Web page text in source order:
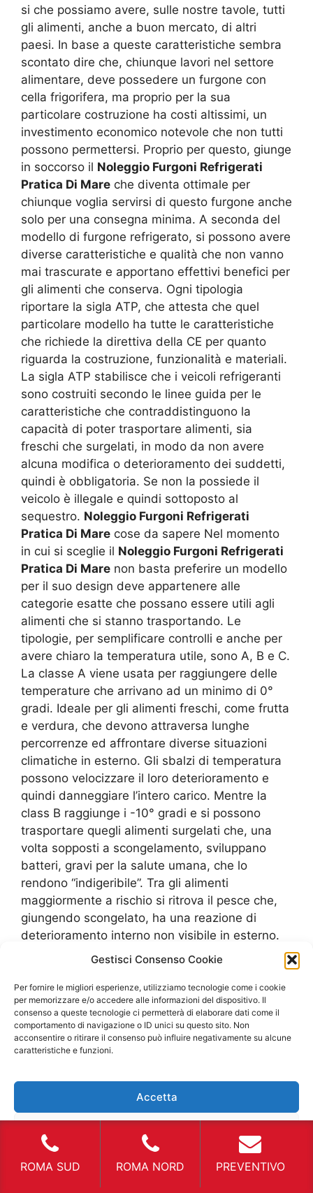
Gestisci Consenso Cookie
Per fornire le migliori esperienze, utilizziamo tecnologie come i cookie
per memorizzare e/o accedere alle informazioni del dispositivo. Il
consenso a queste tecnologie ci permetterà di elaborare dati come il
comportamento di navigazione o ID unici su questo sito. Non
acconsentire o ritirare il consenso può influire negativamente su alcune
caratteristiche e funzioni.
Accetta
Visualizza le preferenze
si che possiamo avere, sulle nostre tavole, tutti
gli alimenti, anche a buon mercato, di altri
paesi. In base a queste caratteristiche sembra
scontato dire che, chiunque lavori nel settore
alimentare, deve possedere un furgone con
cella frigorifera, ma proprio per la sua
particolare costruzione ha costi altissimi, un
investimento economico notevole che non tutti
possono permettersi. Proprio per questo, giunge
in soccorso il Noleggio Furgoni Refrigerati
Pratica Di Mare che diventa ottimale per
chiunque voglia servirsi di questo furgone anche
solo per una consegna minima. A seconda del
modello di furgone refrigerato, si possono avere
diverse caratteristiche e qualità che non vanno
mai trascurate e apportano effettivi benefici per
gli alimenti che conserva. Ogni tipologia
riportare la sigla ATP, che attesta che quel
particolare modello ha tutte le caratteristiche
che richiede la direttiva della CE per quanto
riguarda la costruzione, funzionalità e materiali.
La sigla ATP stabilisce che i veicoli refrigeranti
sono costruiti secondo le linee guida per le
caratteristiche che contraddistinguono la
capacità di poter trasportare alimenti, sia
freschi che surgelati, in modo da non avere
alcuna modifica o deterioramento dei suddetti,
quindi è obbligatoria. Se non la possiede il
veicolo è illegale e quindi sottoposto al
sequestro. Noleggio Furgoni Refrigerati
Pratica Di Mare cose da sapere Nel momento
in cui si sceglie il Noleggio Furgoni Refrigerati
Pratica Di Mare non basta preferire un modello
per il suo design deve appartenere alle
categorie esatte che possano essere utili agli
alimenti che si stanno trasportando. Le
tipologie, per semplificare controlli e anche per
avere chiaro la temperatura utile, sono A, B e C.
La classe A viene usata per raggiungere delle
temperature che arrivano ad un minimo di 0°
gradi. Ideale per gli alimenti freschi, come frutta
e verdura, che devono attraversa lunghe
percorrenze ed affrontare diverse situazioni
climatiche in esterno. Gli sbalzi di temperatura
possono velocizzare il loro deterioramento e
quindi danneggiare l’intero carico. Mentre la
class B raggiunge i -10° gradi e si possono
trasportare quegli alimenti surgelati che, una
volta sopposti a scongelamento, sviluppano
batteri, gravi per la salute umana, che lo
rendono “indigeribile”. Tra gli alimenti
maggiormente a rischio si ritrova il pesce che,
giungendo scongelato, ha una reazione di
deterioramento interno non visibile in esterno.
La classe C è quella maggiormente usata per
gradi. Essa viene preferita proprio per le lunghe
percorrenze di diversi carichi e quindi rimane
quello maggiormente utile per dei carichi di
grandi dimensioni o per alimenti specifici. Oltre
alle classi di appartenenza deve essere
Rinforzato, che omologa questi trasporti avendo
la sicurezza che tutta la cella frigorifera sia
stata controllata e ispezionata per mantenere
una temperatura ideale. Essa conferma anche
che l’isolamento termico, punto fondamentale
ROMA SUD ROMA NORD PREVENTIVO